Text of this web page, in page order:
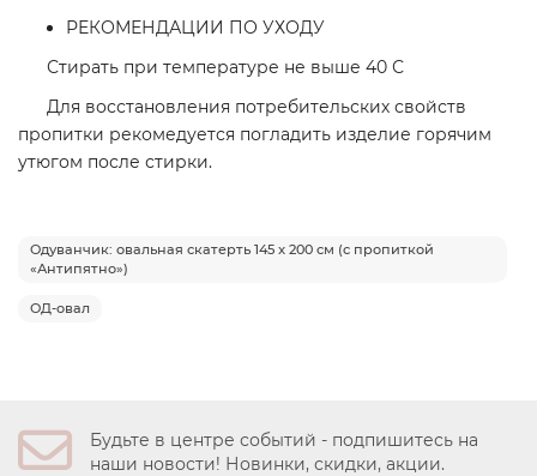
РЕКОМЕНДАЦИИ ПО УХОДУ
Стирать при температуре не выше 40 С
Для восстановления потребительских свойств
пропитки рекомедуется погладить изделие горячим
утюгом после стирки.
Одуванчик: овальная скатерть 145 x 200 см (с пропиткой
«Антипятно»)
ОД-овал
Будьте в центре событий - подпишитесь на
наши новости! Новинки, скидки, акции.